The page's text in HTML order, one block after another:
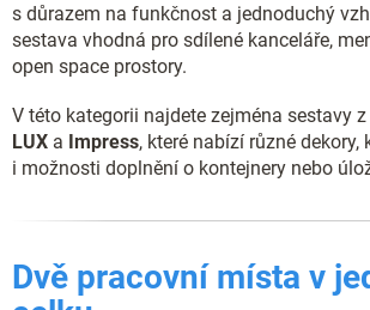
i
s
s důrazem na funkčnost a jednoduchý
sestava vhodná pro sdílené kanceláře,
open space prostory.
V této kategorii najdete zejména sestavy z
LUX a Impress, které nabízí různé dekory,
i možnosti doplnění o kontejnery nebo
Dvě pracovní místa v